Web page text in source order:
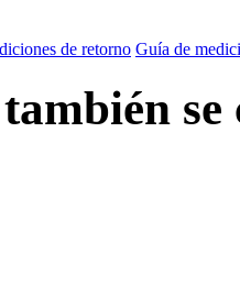
de retorno Guía de
se